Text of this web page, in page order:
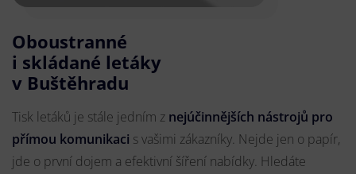
Oboustranné
i skládané letáky
v Buštěhradu
Tisk letáků je stále jedním z nejúčinnějších nástrojů pro
přímou komunikaci s vašimi zákazníky. Nejde jen o papír,
jde o první dojem a efektivní šíření nabídky. Hledáte